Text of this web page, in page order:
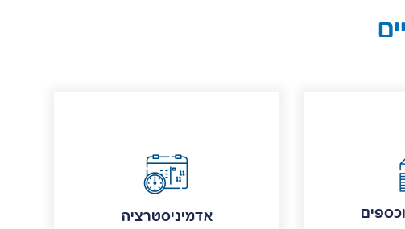
אדמיניסטרציה